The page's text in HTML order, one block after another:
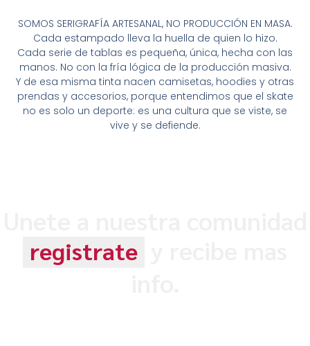
SOMOS SERIGRAFÍA ARTESANAL, NO PRODUCCIÓN EN MASA.
Cada estampado lleva la huella de quien lo hizo.
Cada serie de tablas es pequeña, única, hecha con las
manos. No con la fría lógica de la producción masiva.
Y de esa misma tinta nacen camisetas, hoodies y otras
prendas y accesorios, porque entendimos que el skate
no es solo un deporte: es una cultura que se viste, se
vive y se defiende.
registrate